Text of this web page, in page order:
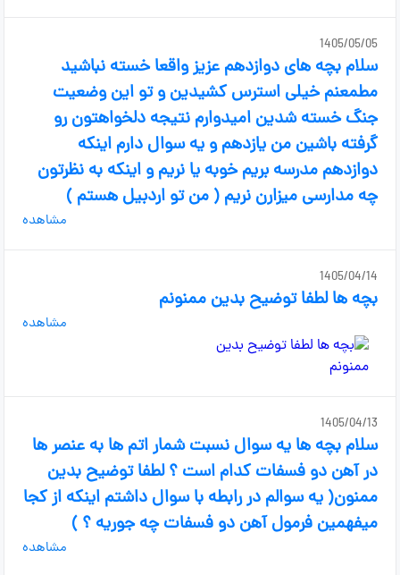
1405/05/05
سلام بچه های دوازدهم عزیز واقعا خسته نباشید
مطمعنم خیلی استرس کشیدین و تو این وضعیت
جنگ خسته شدین امیدوارم نتیجه دلخواهتون رو
گرفته باشین من یازدهم و یه سوال دارم اینکه
دوازدهم مدرسه بریم خوبه یا نریم و اینکه به نظرتون
چه مدارسی میزارن نریم ( من تو اردبیل هستم )
مشاهده
1405/04/14
بچه ها لطفا توضیح بدین ممنونم
مشاهده
1405/04/13
سلام بچه ها یه سوال نسبت شمار اتم ها به عنصر ها
در آهن دو فسفات کدام است ؟ لطفا توضیح بدین
ممنون( یه سوالم در رابطه با سوال داشتم اینکه از کجا
میفهمین فرمول آهن دو فسفات چه جوریه ؟ )
مشاهده